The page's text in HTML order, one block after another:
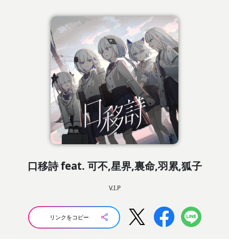
口移詩 feat. 可不,星界,裏命,羽累,狐子
V.I.P
リンクをコピー